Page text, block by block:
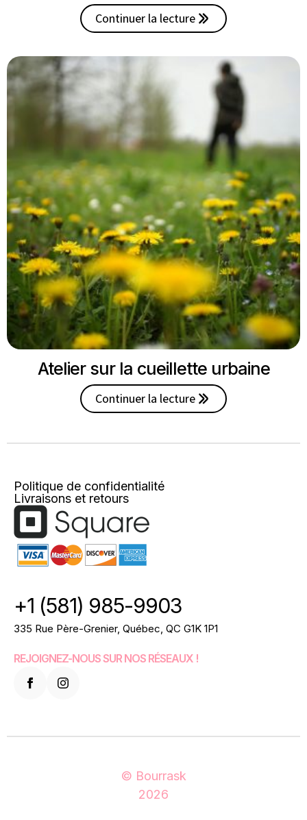
Continuer la lecture
Atelier sur la cueillette urbaine
Continuer la lecture
Politique de confidentialité
Livraisons et retours
+1 (581) 985-9903
335 Rue Père-Grenier, Québec, QC G1K 1P1
REJOIGNEZ-NOUS SUR NOS RÉSEAUX !
© Bourrask
2026